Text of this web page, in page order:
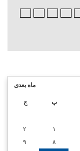
ماه بعدی
پ ج
۱
۲
۸
۹